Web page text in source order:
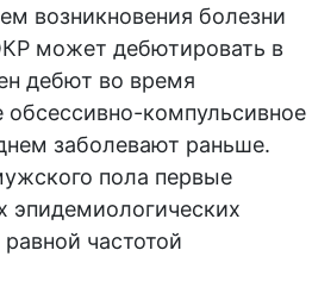
возникновения болезни
может дебютировать в
дебют во время
компульсивное
заболевают раньше.
пола первые
эпидемиологических
частотой